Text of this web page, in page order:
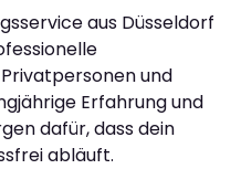
aus Düsseldorf
und
Erfahrung und
dafür, dass dein
abläuft.